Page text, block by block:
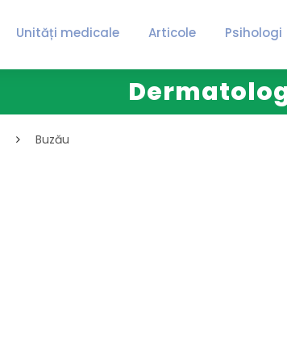
Unități medicale Articole Psihologi
Buzău